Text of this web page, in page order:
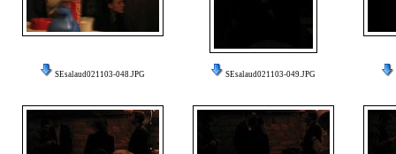
SEsalaud021103-048.JPG SEsalaud021103-049.JPG